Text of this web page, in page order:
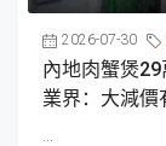
2026-07-30
內地肉蟹煲
業界：大減價
...